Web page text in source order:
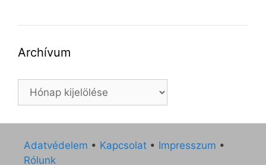
Archívum
Archívum
Adatvédelem • Kapcsolat • Impresszum •
Rólunk